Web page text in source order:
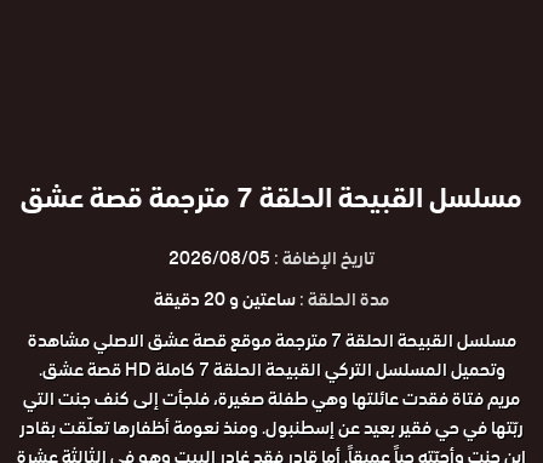
مسلسل القبيحة الحلقة 7 مترجمة قصة عشق
تاريخ الإضافة :2026/08/05
مدة الحلقة :ساعتين و 20 دقيقة
مسلسل القبيحة الحلقة 7 مترجمة موقع قصة عشق الاصلي مشاهدة
وتحميل المسلسل التركي القبيحة الحلقة 7 كاملة HD قصة عشق.
مريم فتاة فقدت عائلتها وهي طفلة صغيرة، فلجأت إلى كنف جنت التي
ربّتها في حي فقير بعيد عن إسطنبول. ومنذ نعومة أظفارها تعلّقت بقادر